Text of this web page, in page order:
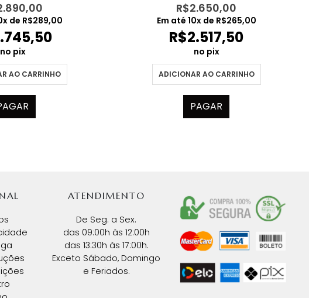
x de R$289,00
no pix
AO CARRINHO
R$2.650,00
Em até 10x de R$265,00
R$2.517,50
no pix
ADICIONAR AO CARRINHO
PAGAR
ATENDIMENTO
De Seg. a Sex.
das 09:00h às 12:00h
das 13:30h às 17:00h.
Exceto Sábado, Domingo
e Feriados.